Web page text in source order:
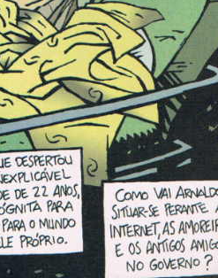
Internacional
Estudos
Óbitos
Para BD
Publicação Original
Prémios